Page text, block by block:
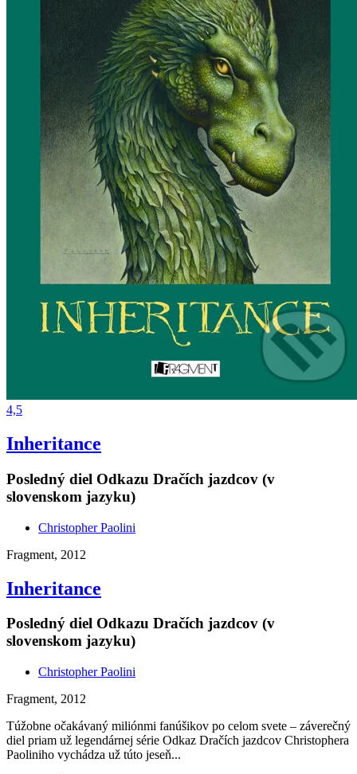
4,5
Inheritance
Posledný diel Odkazu Dračích jazdcov (v
slovenskom jazyku)
Christopher Paolini
Fragment, 2012
Inheritance
Posledný diel Odkazu Dračích jazdcov (v
slovenskom jazyku)
Christopher Paolini
Fragment, 2012
Túžobne očakávaný miliónmi fanúšikov po celom svete – záverečný
diel priam už legendárnej série Odkaz Dračích jazdcov Christophera
Paoliniho vychádza už túto jeseň...